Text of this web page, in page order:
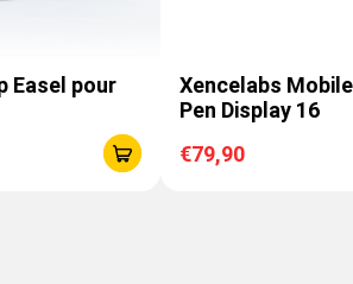
Easel pour
Xencelabs
Pen Display 16
€79,90